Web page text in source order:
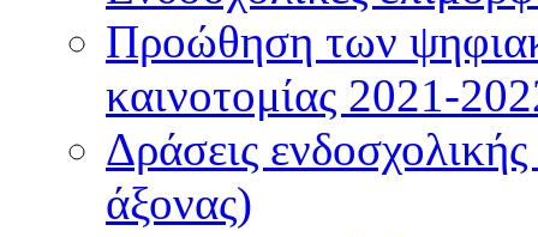
Προώθηση των
καινοτομίας 2021-
Δράσεις
άξονας)